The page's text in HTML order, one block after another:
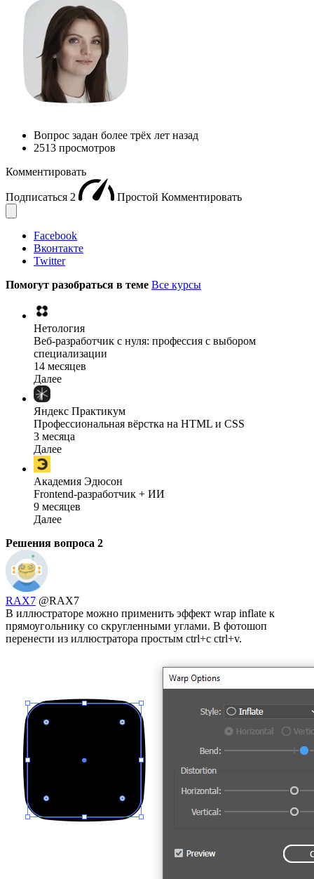
Вопрос задан более трёх лет назад
2513 просмотров
Комментировать
Подписаться 2 Простой Комментировать
Facebook
Вконтакте
Twitter
Помогут разобраться в теме Все курсы
Нетология
Веб-разработчик с нуля: профессия с выбором
специализации
14 месяцев
Далее
Яндекс Практикум
Профессиональная вёрстка на HTML и CSS
3 месяца
Далее
Академия Эдюсон
Frontend-разработчик + ИИ
9 месяцев
Далее
Решения вопроса 2
RAX7 @RAX7
В иллюстраторе можно применить эффект wrap inflate к
прямоугольнику со скругленными углами. В фотошоп
перенести из иллюстратора простым ctrl+c ctrl+v.